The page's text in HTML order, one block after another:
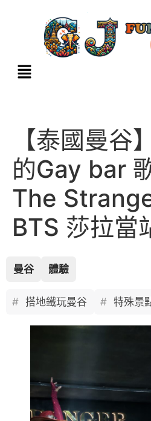
【泰國曼谷
的Gay bar
The
BTS 莎拉當
曼谷 體驗
搭地鐵玩曼谷 特殊景